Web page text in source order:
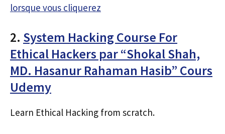
lorsque vous cliquerez
2. System Hacking Course For
Ethical Hackers par “Shokal Shah,
MD. Hasanur Rahaman Hasib” Cours
Udemy
Learn Ethical Hacking from scratch.